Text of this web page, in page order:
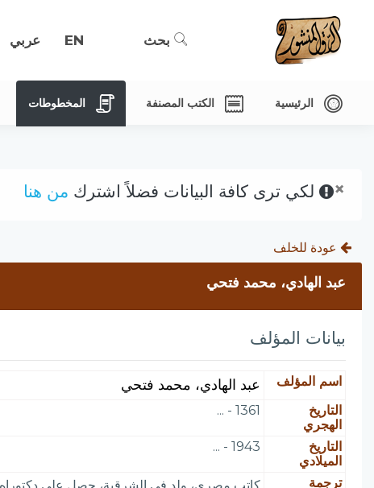
بحث EN عربي
الرئيسية الكتب المصنفة المخطوطات
× لكي ترى كافة البيانات فضلاً اشترك من هنا
عودة للخلف
عبد الهادي، محمد فتحي
بيانات المؤلف
اسم المؤلف عبد الهادي، محمد فتحي
التاريخ
الهجري
1361 - ...
التاريخ
الميلادي
1943 - ...
ترجمة